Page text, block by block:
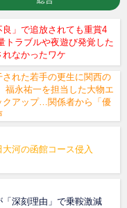
」で追放されても重賞4
トラブルや夜遊び発覚した
れなかったワケ
された若手の更生に関西の
福永祐一を担当した大物エ
クアップ…関係者から「優
河の函館コース侵入
深刻理由」で乗鞍激減